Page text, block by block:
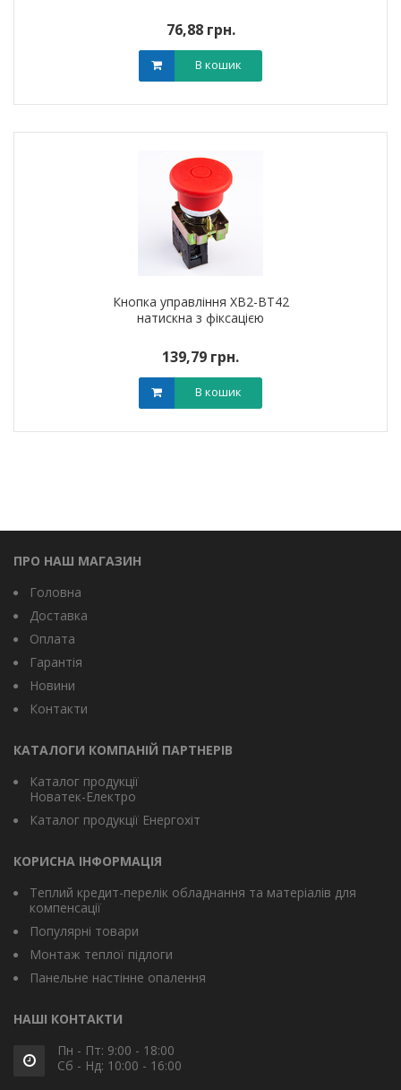
76,88 грн.
В кошик
Кнопка управління XB2-BT42
натискна з фіксацією
139,79 грн.
В кошик
ПРО НАШ МАГАЗИН
Головна
Доставка
Оплата
Гарантія
Новини
Контакти
КАТАЛОГИ КОМПАНІЙ ПАРТНЕРІВ
Каталог продукції
Новатек-Електро
Каталог продукції Енергохіт
КОРИСНА ІНФОРМАЦІЯ
Теплий кредит-перелік обладнання та матеріалів для
компенсації
Популярні товари
Монтаж теплої підлоги
Панельне настінне опалення
НАШІ КОНТАКТИ
Пн - Пт: 9:00 - 18:00
Сб - Нд: 10:00 - 16:00